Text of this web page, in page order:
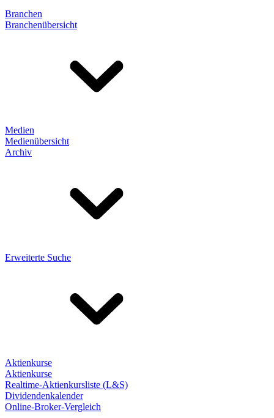
Branchen
Branchenübersicht
Medien
Medienübersicht
Archiv
Erweiterte Suche
Aktienkurse
Aktienkurse
Realtime-Aktienkursliste (L&S)
Dividendenkalender
Online-Broker-Vergleich